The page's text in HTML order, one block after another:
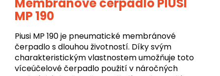
Membránové čerpadlo PIUSI
MP 190
Piusi MP 190 je pneumatické membránové
čerpadlo s dlouhou životností. Díky svým
charakteristickým vlastnostem umožňuje toto
víceúčelové čerpadlo použití v náročných